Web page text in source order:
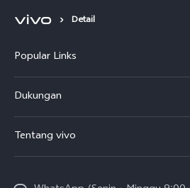
Detail
Popular Links
T5
T5 Pro
Dukungan
Service Center
Funtouch OS
Tentang vivo